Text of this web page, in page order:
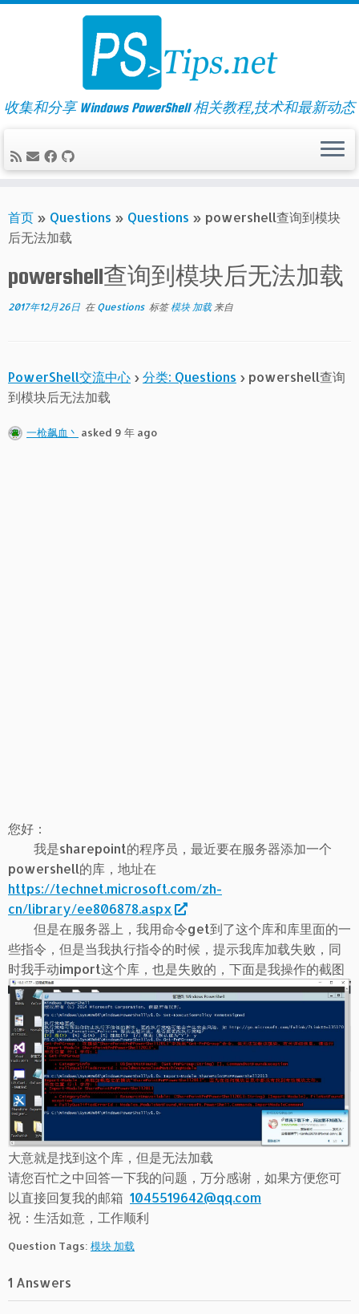
Skip
收集和分享 Windows PowerShell 相关教程,技术和最新动态
首页 » Questions » Questions » powershell查询到模块
后无法加载
powershell查询到模块后无法加载
2017年12月26日 在 Questions 标签模块 加载 来自
PowerShell交流中心 › 分类: Questions › powershell查询
到模块后无法加载
一枪飙血丶 asked 9 年 ago
您好：
我是sharepoint的程序员，最近要在服务器添加一个
powershell的库，地址在
https://technet.microsoft.com/zh-
cn/library/ee806878.aspx
但是在服务器上，我用命令get到了这个库和库里面的一
些指令，但是当我执行指令的时候，提示我库加载失败，同
时我手动import这个库，也是失败的，下面是我操作的截图
大意就是找到这个库，但是无法加载
请您百忙之中回答一下我的问题，万分感谢，如果方便您可
以直接回复我的邮箱 1045519642@qq.com
祝：生活如意，工作顺利
Question Tags: 模块 加载
1 Answers